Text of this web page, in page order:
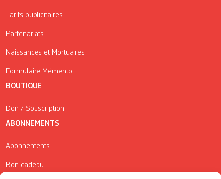
Tarifs publicitaires
Partenariats
Naissances et Mortuaires
Formulaire Mémento
BOUTIQUE
Don / Souscription
ABONNEMENTS
Abonnements
Bon cadeau